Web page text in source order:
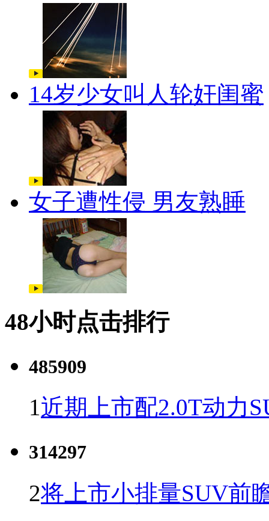
14岁少女叫人轮奸闺蜜
女子遭性侵 男友熟睡
48小时点击排行
485909
1近期上市配2.0T动力
314297
2将上市小排量SUV前